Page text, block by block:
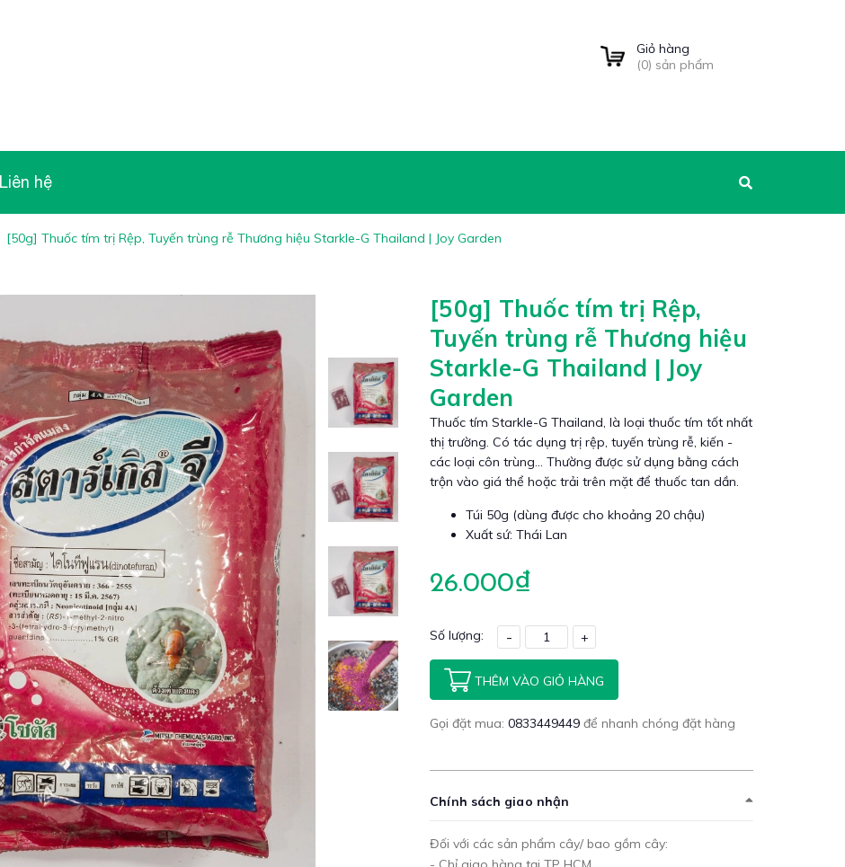
Giỏ hàng
(0) sản phẩm
Liên hệ
[50g] Thuốc tím trị Rệp, Tuyến trùng rễ Thương hiệu Starkle-G Thailand | Joy Garden
[50g] Thuốc tím trị Rệp,
Tuyến trùng rễ Thương hiệu
Starkle-G Thailand | Joy
Garden
Thuốc tím Starkle-G Thailand, là loại thuốc tím tốt nhất
thị trường. Có tác dụng trị rệp, tuyến trùng rễ, kiến -
các loại côn trùng... Thường được sử dụng bằng cách
trộn vào giá thể hoặc trải trên mặt để thuốc tan dần.
Túi 50g (dùng được cho khoảng 20 chậu)
Xuất sứ: Thái Lan
26.000₫
Số lượng: - +
THÊM VÀO GIỎ HÀNG
Gọi đặt mua: 0833449449 để nhanh chóng đặt hàng
Chính sách giao nhận
Đối với các sản phẩm cây/ bao gồm cây: